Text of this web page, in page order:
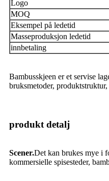
Logo
MOQ
Eksempel på ledetid
Masseproduksjon ledetid
innbetaling
Bambusskjeen er et servise
bruksmetoder, produktstruktur,
produkt detalj
Scener.Det kan brukes mye i
kommersielle spisesteder,